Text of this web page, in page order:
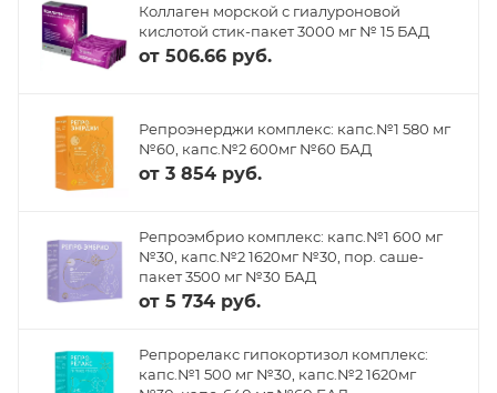
Коллаген морской с гиалуроновой
кислотой стик-пакет 3000 мг № 15 БАД
от 506.66 руб.
Репроэнерджи комплекс: капс.№1 580 мг
№60, капс.№2 600мг №60 БАД
от 3 854 руб.
Репроэмбрио комплекс: капс.№1 600 мг
№30, капс.№2 1620мг №30, пор. саше-
пакет 3500 мг №30 БАД
от 5 734 руб.
Репрорелакс гипокортизол комплекс:
капс.№1 500 мг №30, капс.№2 1620мг